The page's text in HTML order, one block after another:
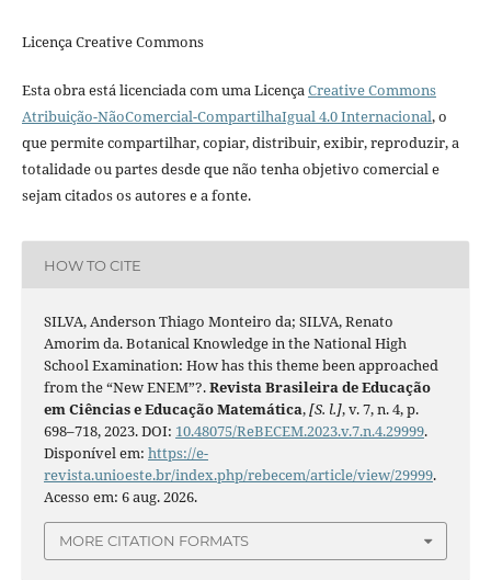
Licença Creative Commons
Esta obra está licenciada com uma LicençaCreative Commons
Atribuição-NãoComercial-CompartilhaIgual 4.0 Internacional, o
que permite compartilhar, copiar, distribuir, exibir, reproduzir, a
totalidade ou partes desde que não tenha objetivo comercial e
sejam citados os autores e a fonte.
HOW TO CITE
SILVA, Anderson Thiago Monteiro da; SILVA, Renato
Amorim da. Botanical Knowledge in the National High
School Examination: How has this theme been approached
from the “New ENEM”?.Revista Brasileira de Educação
em Ciências e Educação Matemática,[S. l.], v. 7, n. 4, p.
698–718, 2023. DOI: 10.48075/ReBECEM.2023.v.7.n.4.29999.
Disponível em: https://e-
revista.unioeste.br/index.php/rebecem/article/view/29999.
Acesso em: 6 aug. 2026.
MORE CITATION FORMATS